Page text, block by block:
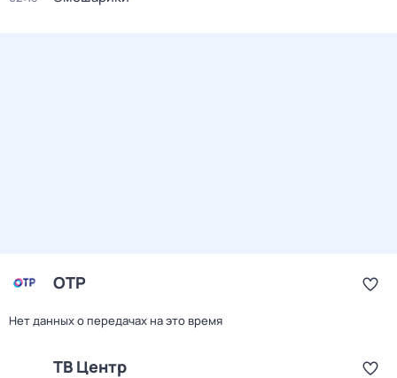
ОТР
Нет данных о передачах на это время
ТВ Центр